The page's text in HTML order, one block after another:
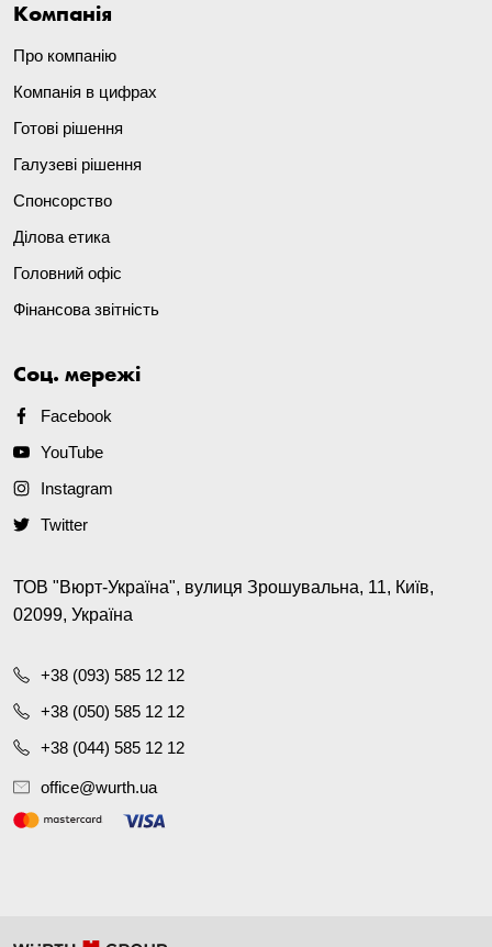
Компанія
Про компанію
Компанія в цифрах
Готові рішення
Галузеві рішення
Спонсорство
Ділова етика
Головний офіс
Фінансова звітність
Соц. мережі
Facebook
YouTube
Instagram
Twitter
ТОВ "Вюрт-Україна", вулиця Зрошувальна, 11, Київ,
02099, Україна
+38 (093) 585 12 12
+38 (050) 585 12 12
+38 (044) 585 12 12
office@wurth.ua